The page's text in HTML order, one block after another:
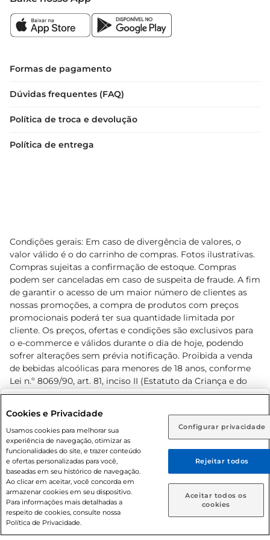
Rio de Janeiro (RJ) Goiás (GO)
Ou
Caso queira comprar online, informe como deseja receber
suas compras:
Entrega em casa Retire em Loja
Informações Técnicas
Peso: 300g
Sabor: Chocolate
Flowpack e descubra como um simples
momentos memoráveis.
Formas de pagamento
Dúvidas frequentes (FAQ)
Política de troca e devolução
Política de entrega
Condições gerais: Em caso de divergência de valores, o
valor válido é o do carrinho de compras. Fotos ilustrativas.
Compras sujeitas a confirmação de estoque. Compras
podem ser canceladas em caso de suspeita de fraude. A fim
de garantir o acesso de um maior número de clientes as
nossas promoções, a compra de produtos com preços
promocionais poderá ter sua quantidade limitada por
cliente. Os preços, ofertas e condições são exclusivos para
o e-commerce e válidos durante o dia de hoje, podendo
sofrer alterações sem prévia notificação. Proibida a venda
de bebidas alcoólicas para menores de 18 anos, conforme
Lei n.º 8069/90, art. 81, inciso II (Estatuto da Criança e do
Adolescente). Preços e condições exclusivos para o
prévio. O valor mínimo para as compras on-line é de R$
80,00.
© 2026 Copyright. Todos os direitos
reservados Prezunic.
Cookies e Privacidade
Usamos cookies para melhorar sua
experiência de navegação, otimizar as
funcionalidades do site, e trazer conteúdo
e ofertas personalizadas para você,
baseadas em seu histórico de navegação.
Ao clicar em aceitar, você concorda em
armazenar cookies em seu dispositivo.
Para informações mais detalhadas a
respeito de cookies, consulte nossa
Política de Privacidade.
Configurar privacidade
Rejeitar todos
Aceitar todos os
cookies